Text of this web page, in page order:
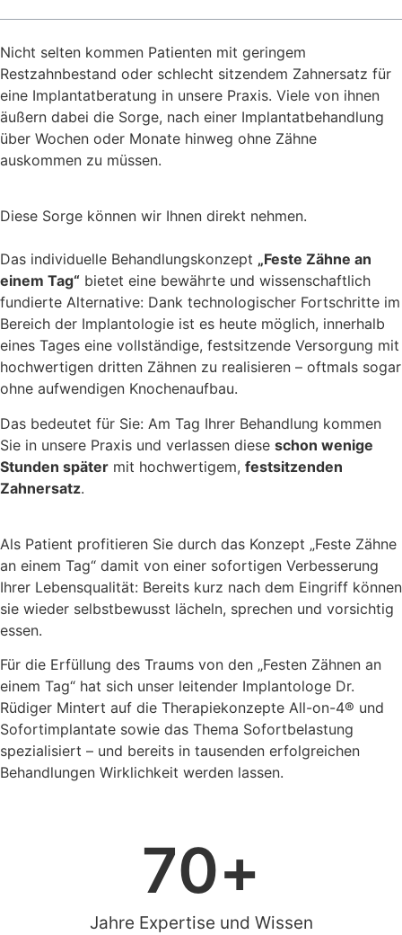
Nicht selten kommen Patienten mit geringem
Restzahnbestand oder schlecht sitzendem Zahnersatz für
eine Implantatberatung in unsere Praxis. Viele von ihnen
äußern dabei die Sorge, nach einer Implantatbehandlung
über Wochen oder Monate hinweg ohne Zähne
auskommen zu müssen.
Diese Sorge können wir Ihnen direkt nehmen.
Das individuelle Behandlungskonzept „Feste Zähne an
einem Tag“ bietet eine bewährte und wissenschaftlich
fundierte Alternative: Dank technologischer Fortschritte im
Bereich der Implantologie ist es heute möglich, innerhalb
eines Tages eine vollständige, festsitzende Versorgung mit
hochwertigen dritten Zähnen zu realisieren – oftmals sogar
ohne aufwendigen Knochenaufbau.
Das bedeutet für Sie: Am Tag Ihrer Behandlung kommen
Sie in unsere Praxis und verlassen diese schon wenige
Stunden später mit hochwertigem, festsitzenden
Zahnersatz.
Als Patient profitieren Sie durch das Konzept „Feste Zähne
an einem Tag“ damit von einer sofortigen Verbesserung
Ihrer Lebensqualität: Bereits kurz nach dem Eingriff können
sie wieder selbstbewusst lächeln, sprechen und vorsichtig
essen.
Für die Erfüllung des Traums von den „Festen Zähnen an
einem Tag“ hat sich unser leitender Implantologe Dr.
Rüdiger Mintert auf die Therapiekonzepte All-on-4® und
Sofortimplantate sowie das Thema Sofortbelastung
spezialisiert – und bereits in tausenden erfolgreichen
Behandlungen Wirklichkeit werden lassen.
Jahre Expertise und Wissen
70+